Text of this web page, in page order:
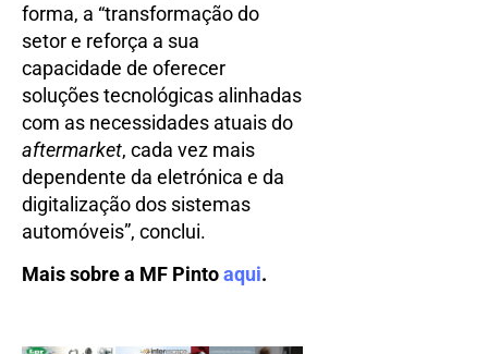
forma, a “transformação do
setor e reforça a sua
capacidade de oferecer
soluções tecnológicas alinhadas
com as necessidades atuais do
aftermarket, cada vez mais
dependente da eletrónica e da
digitalização dos sistemas
automóveis”, conclui.
Mais sobre a MF Pintoaqui.